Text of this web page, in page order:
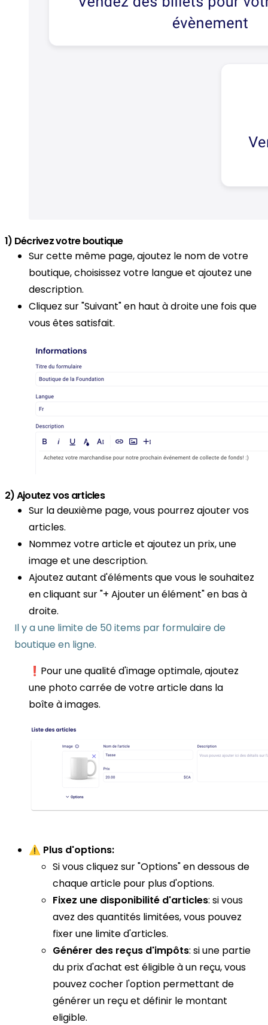
1) Décrivez votre boutique
Sur cette même page, ajoutez le nom de votre
boutique, choisissez votre langue et ajoutez une
description.
Cliquez sur "Suivant" en haut à droite une fois que
vous êtes satisfait.
2) Ajoutez vos articles
Sur la deuxième page, vous pourrez ajouter vos
articles.
Nommez votre article et ajoutez un prix, une
image et une description.
Ajoutez autant d'éléments que vous le souhaitez
en cliquant sur "+ Ajouter un élément" en bas à
droite.
Il y a une limite de 50 items par formulaire de
boutique en ligne.
❗Pour une qualité d'image optimale, ajoutez
une photo carrée de votre article dans la
boîte à images.
⚠️ Plus d'options:
Si vous cliquez sur "Options" en dessous de
chaque article pour plus d'options.
Fixez une disponibilité d'articles: si vous
avez des quantités limitées, vous pouvez
fixer une limite d'articles.
Générer des reçus d'impôts: si une partie
du prix d'achat est éligible à un reçu, vous
pouvez cocher l'option permettant de
générer un reçu et définir le montant
eligible.